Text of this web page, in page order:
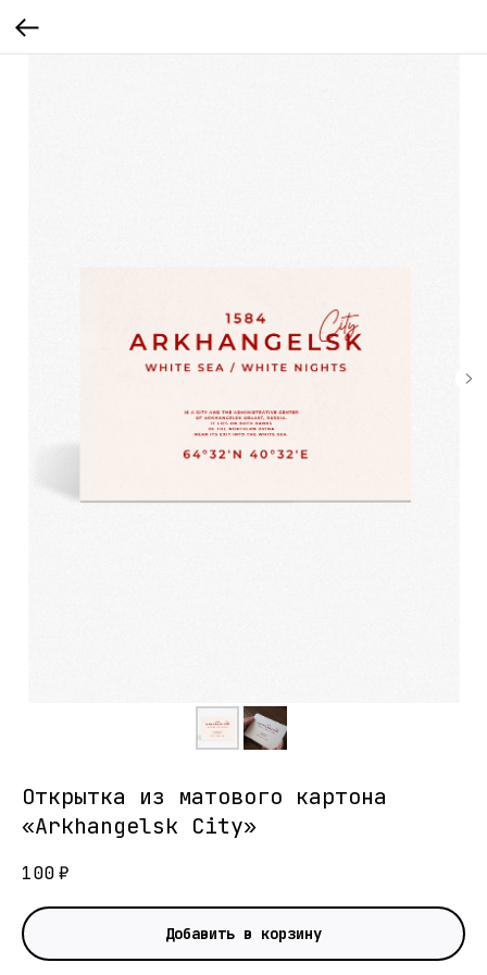
Открытка из матового картона
«Arkhangelsk City»
100₽
Добавить в корзину